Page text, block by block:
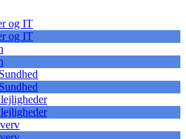
og IT
og IT